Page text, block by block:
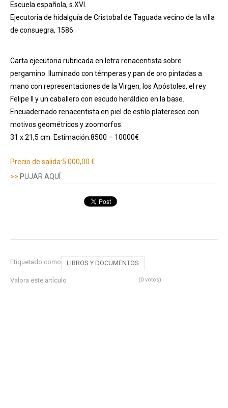
Escuela española, s.XVI.
Ejecutoria de hidalguía de Cristobal de Taguada vecino de la villa
de consuegra, 1586.
Carta ejecutoria rubricada en letra renacentista sobre
pergamino. Iluminado con témperas y pan de oro pintadas a
mano con representaciones de la Virgen, los Apóstoles, el rey
Felipe II y un caballero con escudo heráldico en la base.
Encuadernado renacentista en piel de estilo plateresco con
motivos geométricos y zoomorfos.
31 x 21,5 cm. Estimación:8500 – 10000€
Precio de salida:5.000,00 €
>>:PUJAR AQUÍ
Etiquetado como LIBROS Y DOCUMENTOS
Valora este artículo (0 votos)